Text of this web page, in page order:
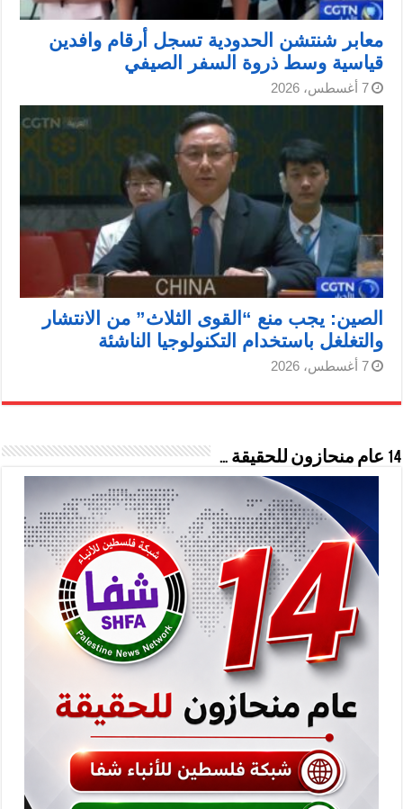
معابر شنتشن الحدودية تسجل أرقام وافدين
قياسية وسط ذروة السفر الصيفي
7 أغسطس، 2026
الصين: يجب منع “القوى الثلاث” من الانتشار
والتغلغل باستخدام التكنولوجيا الناشئة
7 أغسطس، 2026
14 عام منحازون للحقيقة …